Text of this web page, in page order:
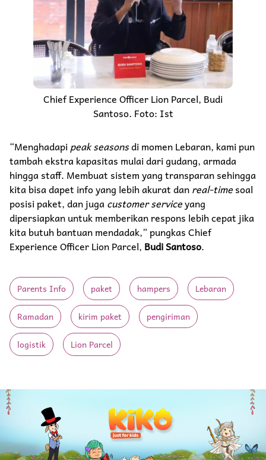
Chief Experience Officer Lion Parcel, Budi
Santoso. Foto: Ist
“Menghadapi peak seasonsdi momen Lebaran, kami pun
tambah ekstra kapasitas mulai dari gudang, armada
hingga staff. Membuat sistem yang transparan sehingga
kita bisa dapet info yang lebih akurat danreal-timesoal
posisi paket, dan jugacustomer serviceyang
dipersiapkan untuk memberikan respons lebih cepat jika
kita butuh bantuan mendadak,” pungkas Chief
Experience Officer Lion Parcel, Budi Santoso.
Parents Info paket hampers Lebaran
Ramadan kirim paket pengiriman
logistik Lion Parcel